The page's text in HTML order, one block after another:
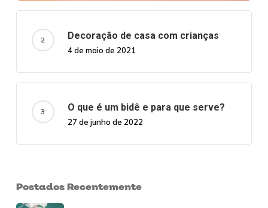
Decoração de casa com crianças
4 de maio de 2021
O que é um bidê e para que serve?
27 de junho de 2022
Postados Recentemente